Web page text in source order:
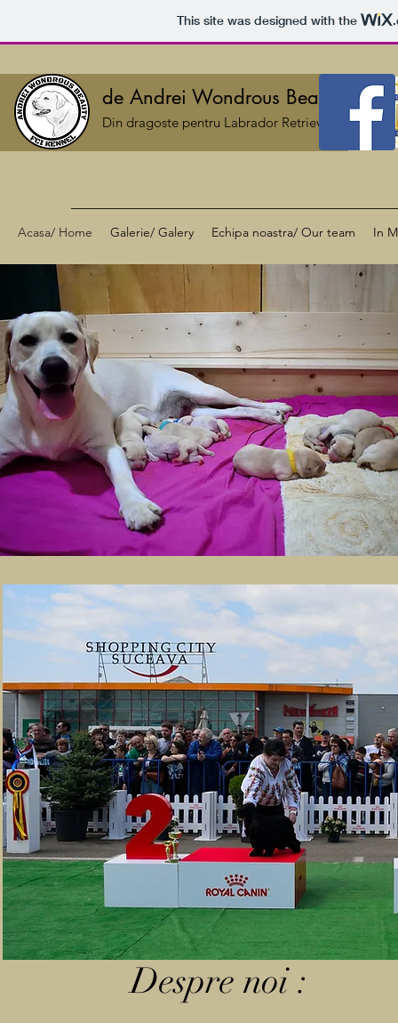
This site was designed with the
de Andrei Wondrous Beauty
Din dragoste pentru Labrador Retriever
Acasa/ Home Galerie/ Galery Echipa noastra/ Our team In
Despre noi :